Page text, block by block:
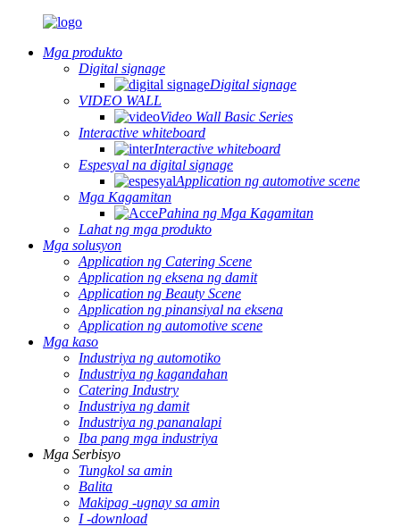
Mga produkto
Digital signage
Digital signage
VIDEO WALL
Video Wall Basic Series
Interactive whiteboard
Interactive whiteboard
Espesyal na digital signage
Application ng automotive scene
Mga Kagamitan
Pahina ng Mga Kagamitan
Lahat ng mga produkto
Mga solusyon
Application ng Catering Scene
Application ng eksena ng damit
Application ng Beauty Scene
Application ng pinansiyal na eksena
Application ng automotive scene
Mga kaso
Industriya ng automotiko
Industriya ng kagandahan
Catering Industry
Industriya ng damit
Industriya ng pananalapi
Iba pang mga industriya
Mga Serbisyo
Tungkol sa amin
Balita
Makipag -ugnay sa amin
I -download